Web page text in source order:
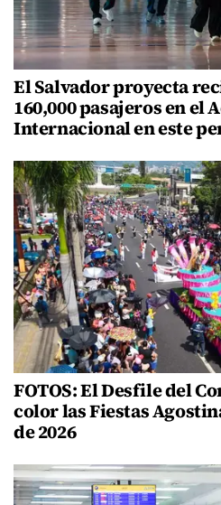
El Salvador proyecta
160,000 pasajeros en el
Internacional en este
FOTOS: El Desfile del
color las Fiestas
de 2026